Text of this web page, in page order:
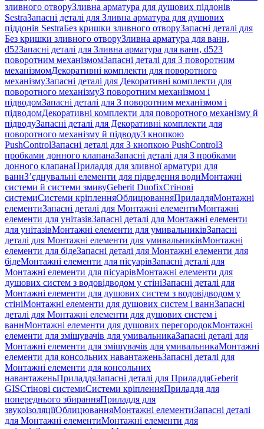
зливного отворуЗливна арматура для душових піддонів
SestraЗапасні деталі для Зливна арматура для душових
піддонів SestraБез кришки зливного отворуЗапасні деталі для
Без кришки зливного отворуЗливна арматура для ванн,
d52Запасні деталі для Зливна арматура для ванн, d52З
поворотним механізмомЗапасні деталі для З поворотним
механізмомДекоративні комплекти для поворотного
механізмуЗапасні деталі для Декоративні комплекти для
поворотного механізмуЗ поворотним механізмом і
підводомЗапасні деталі для З поворотним механізмом і
підводомДекоративні комплекти для поворотного механізму й
підводуЗапасні деталі для Декоративні комплекти для
поворотного механізму й підводуЗ кнопкою
PushControlЗапасні деталі для З кнопкою PushControlЗ
пробками донного клапанаЗапасні деталі для З пробками
донного клапанаПриладдя для зливної арматури для
ваннЗ’єднувальні елементи для підведення водиМонтажні
системи й системи змивуGeberit DuofixСтінові
системиСистеми кріпленняОблицюванняПриладдяМонтажні
елементиЗапасні деталі для Монтажні елементиМонтажні
елементи для унітазівЗапасні деталі для Монтажні елементи
для унітазівМонтажні елементи для умивальниківЗапасні
деталі для Монтажні елементи для умивальниківМонтажні
елементи для бідеЗапасні деталі для Монтажні елементи для
бідеМонтажні елементи для пісуарівЗапасні деталі для
Монтажні елементи для пісуарівМонтажні елементи для
душових систем з водовідводом у стініЗапасні деталі для
Монтажні елементи для душових систем з водовідводом у
стініМонтажні елементи для душових систем і ваннЗапасні
деталі для Монтажні елементи для душових систем і
ваннМонтажні елементи для душових перегородокМонтажні
елементи для змішувачів для умивальникаЗапасні деталі для
Монтажні елементи для змішувачів для умивальникаМонтажні
елементи для консольних навантаженьЗапасні деталі для
Монтажні елементи для консольних
навантаженьПриладдяЗапасні деталі для ПриладдяGeberit
GISСтінові системиСистеми кріпленняПриладдя для
попереднього збиранняПриладдя для
звукоізоляціїОблицюванняМонтажні елементиЗапасні деталі
для Монтажні елементиМонтажні елементи для